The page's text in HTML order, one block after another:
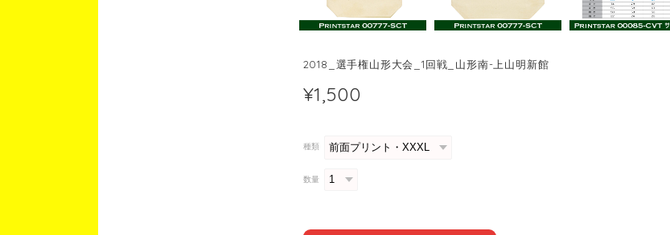
2018_選手権山形大会_1回戦_山形南-上山明新館
¥1,500
種類
数量